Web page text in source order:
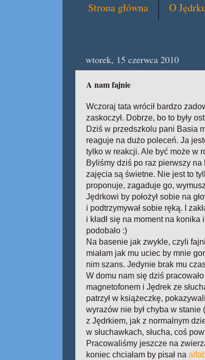
Strona główna O
wtorek, 15 czerwca 2010
A nam fajnie
Wczoraj tata wrócił bardzo
zaskoczył. Dobrze, bo to były
Dziś w przedszkolu pani Basia
reaguje na dużo poleceń. Ja
tylko w reakcji. Ale być może w
Byliśmy dziś po raz pierwszy
zajęcia są świetne. Nie jest to
proponuje, zagaduje go,
Jędrkowi by położył sobie na
i podtrzymywał sobie ręką. I
i kładł się na moment na
podobało :)
Na basenie jak zwykle, czyli
miałam jak mu uciec by mnie
nim szans. Jedynie brak mu
W domu nam się dziś
magnetofonem i Jędrek ze
patrzył w książeczkę,
wyrazów nie był chyba w
z Jędrkiem, jak z normalnym
w słuchawkach, słucha, coś
Pracowaliśmy jeszcze na
koniec chciałam by pisał na